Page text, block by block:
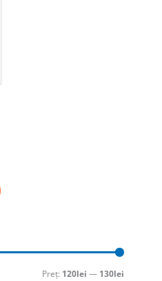
minim
maxim
Preț: 120lei — 130lei